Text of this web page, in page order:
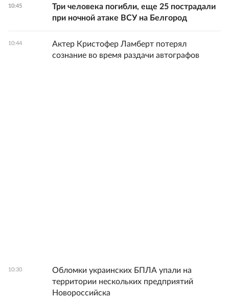
10:45
Три человека погибли, еще 25 пострадали
при ночной атаке ВСУ на Белгород
10:44
Актер Кристофер Ламберт потерял
сознание во время раздачи автографов
10:30
Обломки украинских БПЛА упали на
территории нескольких предприятий
Новороссийска